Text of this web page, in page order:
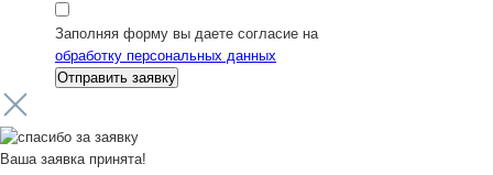
Заполняя форму вы даете согласие на
обработку персональных данных
Ваша заявка принята!